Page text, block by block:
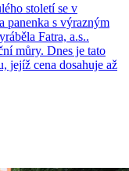
století se v
panenka s výrazným
Fatra, a.s..
můry. Dnes je tato
jejíž cena dosahuje až